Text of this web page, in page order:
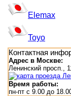
Elemax
Toyo
Контактная
Адрес в Москве:
Ленинский просп.,
Время работы:
пн-пт с 9.00 до